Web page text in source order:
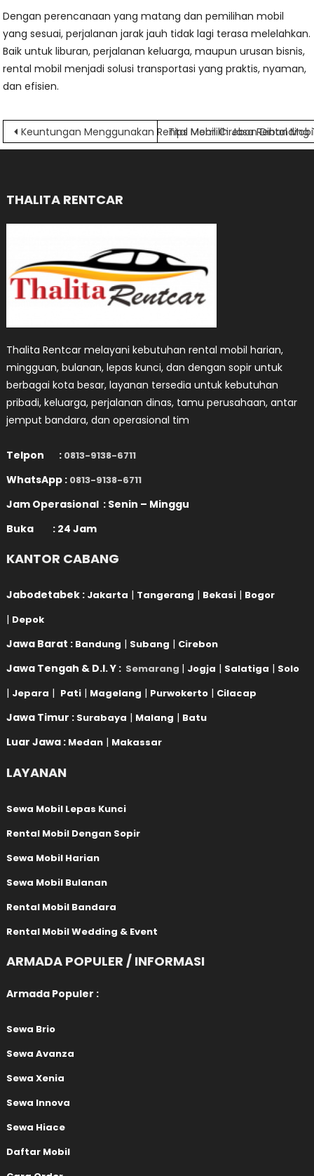
Dengan perencanaan yang matang dan pemilihan mobil
yang sesuai, perjalanan jarak jauh tidak lagi terasa melelahkan.
Baik untuk liburan, perjalanan keluarga, maupun urusan bisnis,
rental mobil menjadi solusi transportasi yang praktis, nyaman,
dan efisien.
Navigasi
Keuntungan Menggunakan Rental Mobil Cirebon
Tips Memilih Jasa Rental
THALITA RENTCAR
Thalita Rentcar melayani kebutuhan rental mobil harian,
mingguan, bulanan, lepas kunci, dan dengan sopir untuk
berbagai kota besar, layanan tersedia untuk kebutuhan
pribadi, keluarga, perjalanan dinas, tamu perusahaan, antar
jemput bandara, dan operasional tim
Telpon : 0813-9138-6711
WhatsApp : 0813-9138-6711
Jam Operasional : Senin – Minggu
Buka : 24 Jam
KANTOR CABANG
Jabodetabek : Jakarta | Tangerang | Bekasi | Bogor
| Depok
Jawa Barat : Bandung | Subang | Cirebon
Jawa Tengah & D.I. Y : Semarang | Jogja | Salatiga | Solo
| Jepara | Pati | Magelang | Purwokerto | Cilacap
Jawa Timur : Surabaya | Malang | Batu
Luar Jawa : Medan | Makassar
LAYANAN
Sewa Mobil Lepas Kunci
Rental Mobil Dengan Sopir
Sewa Mobil Harian
Sewa Mobil Bulanan
Rental Mobil Bandara
Rental Mobil Wedding & Event
ARMADA POPULER / INFORMASI
Armada Populer :
Sewa Brio
Sewa Avanza
Sewa Xenia
Sewa Innova
Sewa Hiace
Daftar Mobil